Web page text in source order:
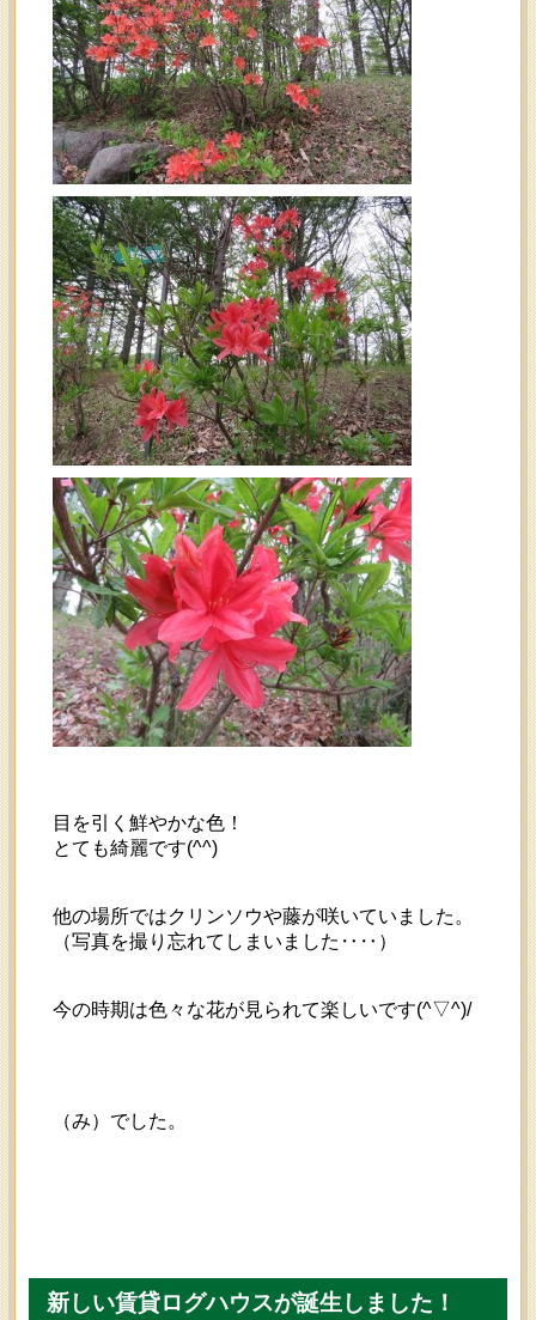
目を引く鮮やかな色！
とても綺麗です(^^)
他の場所ではクリンソウや藤が咲いていました。
（写真を撮り忘れてしまいました‥‥）
今の時期は色々な花が見られて楽しいです(^▽^)/
（み）でした。
新しい賃貸ログハウスが誕生しました！